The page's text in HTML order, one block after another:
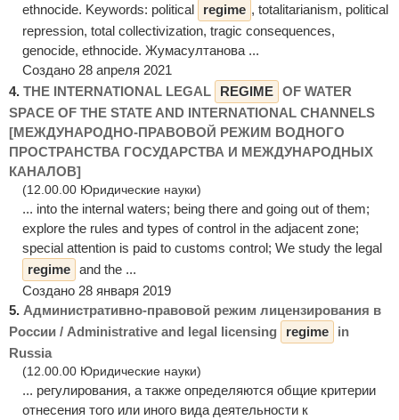
ethnocide. Keywords: political
regime , totalitarianism, political
repression, total collectivization, tragic consequences,
genocide, ethnocide. Жумасултанова ...
Создано 28 апреля 2021
4. THE INTERNATIONAL LEGAL REGIME OF WATER
SPACE OF THE STATE AND INTERNATIONAL CHANNELS
[МЕЖДУНАРОДНО-ПРАВОВОЙ РЕЖИМ ВОДНОГО
ПРОСТРАНСТВА ГОСУДАРСТВА И МЕЖДУНАРОДНЫХ
КАНАЛОВ]
(12.00.00 Юридические науки)
... into the internal waters; being there and going out of them;
explore the rules and types of control in the adjacent zone;
special attention is paid to customs control; We study the legal
regime and the ...
Создано 28 января 2019
5. Административно-правовой режим лицензирования в
России / Administrative and legal licensing
regime
in
Russia
(12.00.00 Юридические науки)
... регулирования, а также определяются общие критерии
отнесения того или иного вида деятельности к